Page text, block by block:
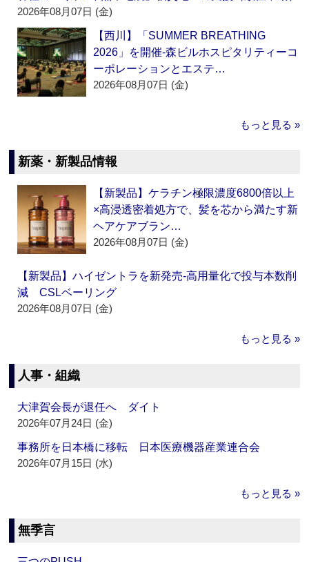
2026年08月07日 (金)
【西川】「SUMMER BREATHING
2026」を開催‐森ビルホスピタリティーコ
ーポレーションとエステ…
2026年08月07日 (金)
もっと見る »
新薬・新製品情報
【新製品】ケラチン極限濃度6800倍以上
×高浸透密着処方で、髪を芯から満たす新
ヘアケアブラン…
2026年08月07日 (金)
【新製品】ハイゼントラを新発売‐高用量化で投与本数削
減 CSLベーリング
2026年08月07日 (金)
もっと見る »
人事・組織
大津賀会長が退任へ ダイト
2026年07月24日 (金)
事務所を日本橋に移転 日本医療機器産業連合会
2026年07月15日 (水)
もっと見る »
無季言